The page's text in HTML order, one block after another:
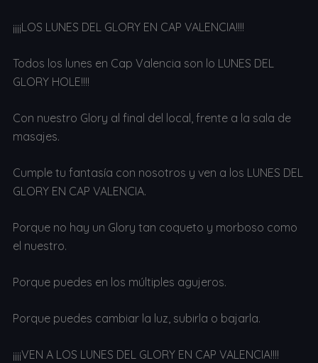
¡¡¡¡LOS LUNES DEL GLORY EN CAP VALENCIA!!!!
Todos los lunes en Cap Valencia son lo LUNES DEL
GLORY HOLE!!!!
Con nuestro Glory al final del local, frente a la sala de
masajes.
Cumple tu fantasía con nosotros y ven a los LUNES DEL
GLORY EN CAP VALENCIA.
Porque no hay un Glory tan coqueto y morboso como
el nuestro.
Porque puedes en los múltiples agujeros.
Porque puedes cambiar la luz, subirla o bajarla.
¡¡¡¡VEN A LOS LUNES DEL GLORY EN CAP VALENCIA!!!!